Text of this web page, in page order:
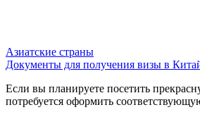
Азиатские страны
Документы для получения визы в
Если вы планируете посетить
потребуется оформить